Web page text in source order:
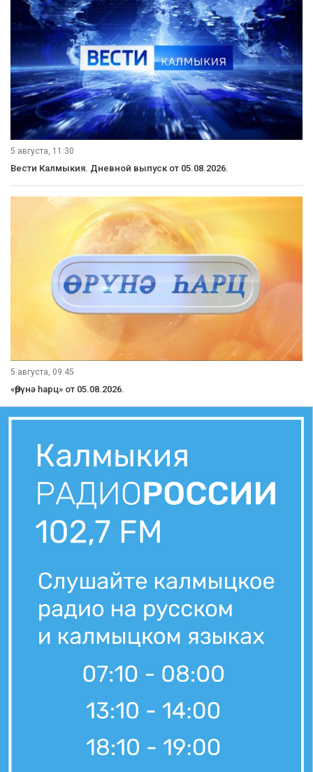
5 августа, 11:30
Вести Калмыкия. Дневной выпуск от 05.08.2026.
5 августа, 09:45
«Өрүнә һарц» от 05.08.2026.